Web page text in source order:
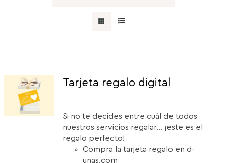
Tarjeta regalo digital
Si no te decides entre cuál de todos
nuestros servicios regalar... ¡este es el
regalo perfecto!
Compra la tarjeta regalo en d-
unas.com